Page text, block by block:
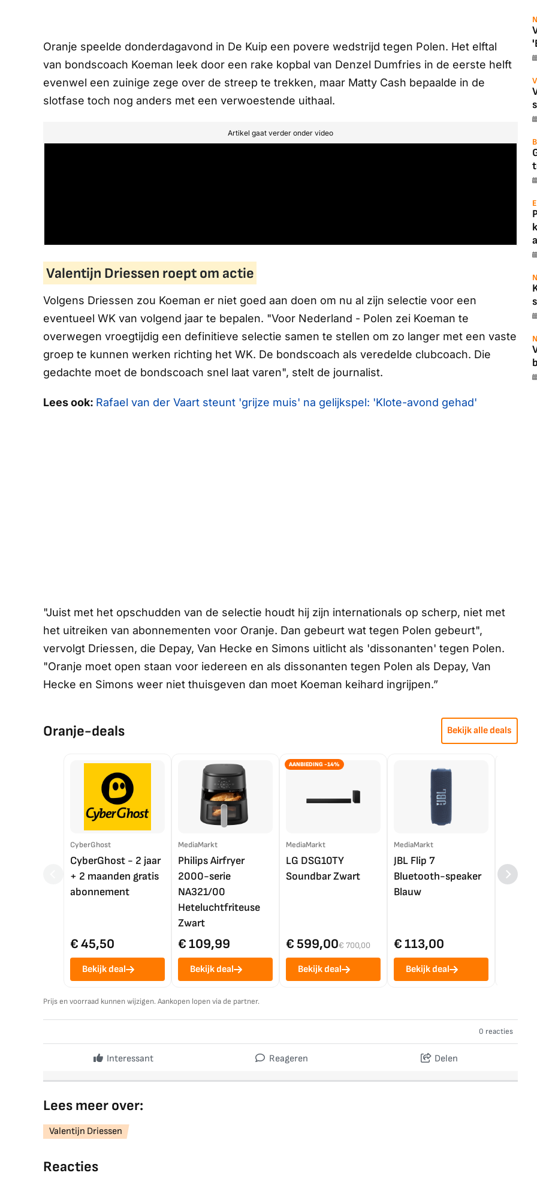
Oranje speelde donderdagavond in De Kuip een povere wedstrijd tegen Polen. Het elftal
van bondscoach Koeman leek door een rake kopbal van Denzel Dumfries in de eerste helft
evenwel een zuinige zege over de streep te trekken, maar Matty Cash bepaalde in de
slotfase toch nog anders met een verwoestende uithaal.
Artikel gaat verder onder video
Valentijn Driessen roept om actie
Volgens Driessen zou Koeman er niet goed aan doen om nu al zijn selectie voor een
eventueel WK van volgend jaar te bepalen. "Voor Nederland - Polen zei Koeman te
overwegen vroegtijdig een definitieve selectie samen te stellen om zo langer met een vaste
groep te kunnen werken richting het WK. De bondscoach als veredelde clubcoach. Die
gedachte moet de bondscoach snel laat varen", stelt de journalist.
Lees ook: Rafael van der Vaart steunt 'grijze muis' na gelijkspel: 'Klote-avond gehad'
"Juist met het opschudden van de selectie houdt hij zijn internationals op scherp, niet met
het uitreiken van abonnementen voor Oranje. Dan gebeurt wat tegen Polen gebeurt",
vervolgt Driessen, die Depay, Van Hecke en Simons uitlicht als 'dissonanten' tegen Polen.
"Oranje moet open staan voor iedereen en als dissonanten tegen Polen als Depay, Van
Hecke en Simons weer niet thuisgeven dan moet Koeman keihard ingrijpen.”
Oranje-deals Bekijk alle deals
CyberGhost
CyberGhost - 2 jaar
+ 2 maanden gratis
abonnement
€ 45,50
Bekijk deal
MediaMarkt
Philips Airfryer
2000-serie
NA321/00
Heteluchtfriteuse
Zwart
€ 109,99
Bekijk deal
AANBIEDING -14%
MediaMarkt
LG DSG10TY
Soundbar Zwart
€ 599,00€ 700,00
Bekijk deal
MediaMarkt
JBL Flip 7
Bluetooth-speaker
Blauw
€ 113,00
Bekijk deal
4K TV
Prijs en voorraad kunnen wijzigen. Aankopen lopen via de partner.
0 reacties
Interessant Reageren Delen
Lees meer over:
Valentijn Driessen
Reacties